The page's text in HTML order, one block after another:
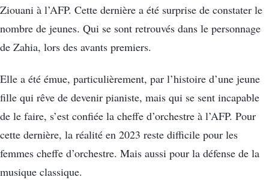
Ziouani à l’AFP. Cette dernière a été surprise de constater le
nombre de jeunes. Qui se sont retrouvés dans le personnage
de Zahia, lors des avants premiers.
Elle a été émue, particulièrement, par l’histoire d’une jeune
fille qui rêve de devenir pianiste, mais qui se sent incapable
de le faire, s’est confiée la cheffe d’orchestre à l’AFP. Pour
cette dernière, la réalité en 2023 reste difficile pour les
femmes cheffe d’orchestre. Mais aussi pour la défense de la
musique classique.